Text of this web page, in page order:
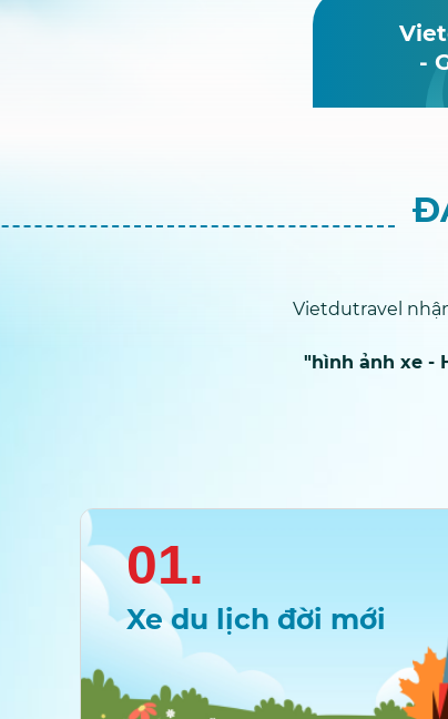
-
Vietdutravel
"hình ảnh xe -
01.
Xe du lịch đời mới